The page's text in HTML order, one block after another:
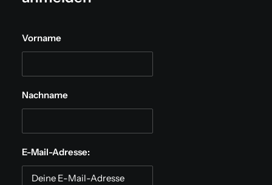
Vorname
Nachname
E-Mail-Adresse: